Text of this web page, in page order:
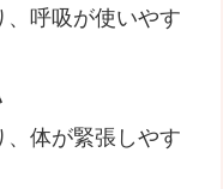
呼吸が使いやす
体が緊張しやす